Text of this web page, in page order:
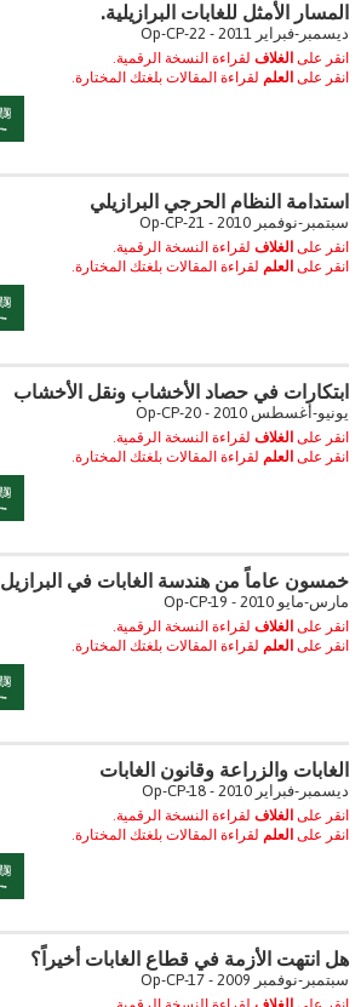
المسار الأمثل للغابات البرازيلية.
ديسمبر-فبراير 2011 - Op-CP-22
انقر على الغلاف لقراءة النسخة الرقمية.
انقر على العلم لقراءة المقالات بلغتك المختارة.
استدامة النظام الحرجي البرازيلي
سبتمبر-نوفمبر 2010 - Op-CP-21
انقر على الغلاف لقراءة النسخة الرقمية.
انقر على العلم لقراءة المقالات بلغتك المختارة.
ابتكارات في حصاد الأخشاب ونقل الأخشاب
يونيو-أغسطس 2010 - Op-CP-20
انقر على الغلاف لقراءة النسخة الرقمية.
انقر على العلم لقراءة المقالات بلغتك المختارة.
خمسون عاماً من هندسة الغابات في البرازيل
مارس-مايو 2010 - Op-CP-19
انقر على الغلاف لقراءة النسخة الرقمية.
انقر على العلم لقراءة المقالات بلغتك المختارة.
الغابات والزراعة وقانون الغابات
ديسمبر-فبراير 2010 - Op-CP-18
انقر على الغلاف لقراءة النسخة الرقمية.
انقر على العلم لقراءة المقالات بلغتك المختارة.
هل انتهت الأزمة في قطاع الغابات أخيراً؟
سبتمبر-نوفمبر 2009 - Op-CP-17